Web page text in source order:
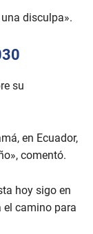
disculpa».
su
en Ecuador,
comentó.
hoy sigo en
el camino para